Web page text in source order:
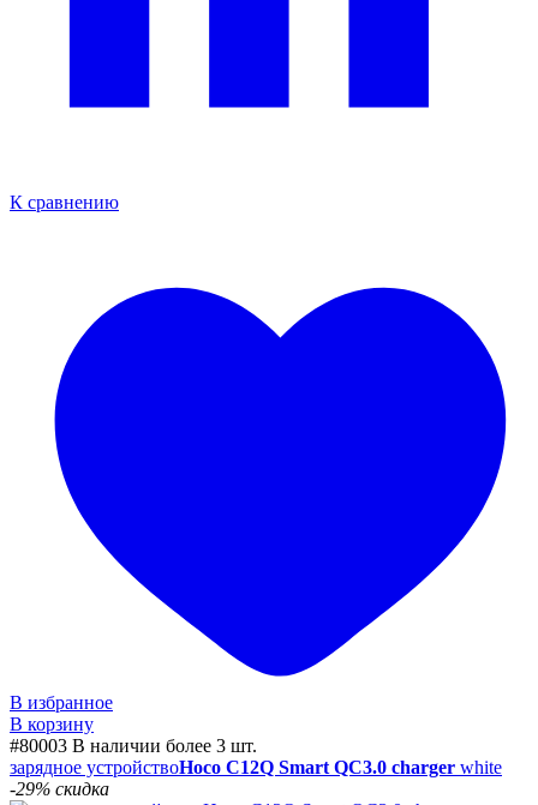
К сравнению
В избранное
В корзину
#80003 В наличии более 3 шт.
зарядное устройствоHoco C12Q Smart QC3.0 charger white
-29% скидка